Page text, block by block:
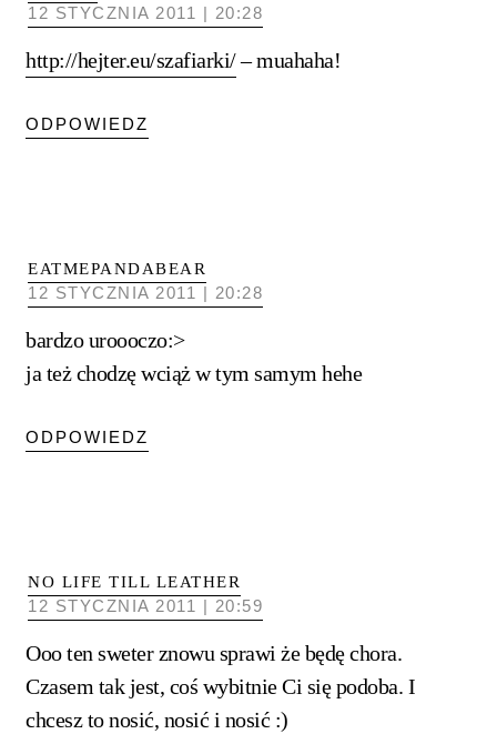
12 STYCZNIA 2011 | 20:28
http://hejter.eu/szafiarki/– muahaha!
ODPOWIEDZ
EATMEPANDABEAR
12 STYCZNIA 2011 | 20:28
bardzo uroooczo:>
ja też chodzę wciąż w tym samym hehe
ODPOWIEDZ
NO LIFE TILL LEATHER
12 STYCZNIA 2011 | 20:59
Ooo ten sweter znowu sprawi że będę chora.
Czasem tak jest, coś wybitnie Ci się podoba. I
chcesz to nosić, nosić i nosić :)